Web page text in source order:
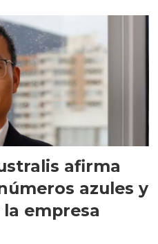
afirma
azules y
empresa